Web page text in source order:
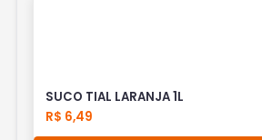
SUCO TIAL LARANJA 1L
R$ 6,49